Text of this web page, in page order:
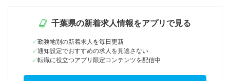
千葉県の新着求人情報をアプリで見る
勤務地別の新着求人を毎日更新
通知設定でおすすめの求人を見逃さない
転職に役立つアプリ限定コンテンツを配信中